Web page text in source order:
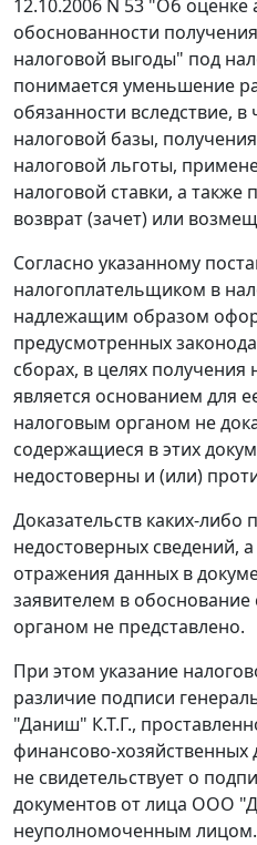
12.10.2006 N 53 "Об
обоснованности
налоговой выгоды" под
понимается уменьшение
обязанности вследствие,
налоговой базы,
налоговой льготы,
налоговой ставки, а также
возврат (зачет) или
Согласно указанному
налогоплательщиком в
надлежащим образом
предусмотренных
сборах, в целях получения
является основанием для
налоговым органом не
содержащиеся в этих
недостоверны и (или)
Доказательств каких-либо
недостоверных сведений,
отражения данных в
заявителем в
органом не представлено.
При этом указание
различие подписи
"Даниш" К.Т.Г.,
финансово-хозяйственных
не свидетельствует о
документов от лица ООО
неуполномоченным лицом.